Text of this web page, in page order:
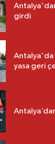
girdi
Antalya'da
yasa geri